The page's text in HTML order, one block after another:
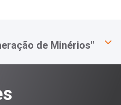
de Minérios"